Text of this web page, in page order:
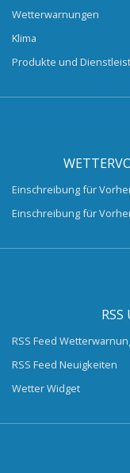
Wetterwarnungen
Klima
Produkte und
Einschreibung für
Einschreibung für
RSS Feed
RSS Feed Neuigkeiten
Wetter Widget